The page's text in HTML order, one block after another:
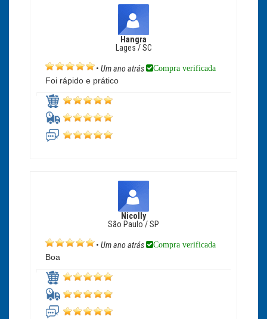
Hangra
Lages / SC
• Um ano atrás Compra verificada
Foi rápido e prático
Nicolly
São Paulo / SP
• Um ano atrás Compra verificada
Boa